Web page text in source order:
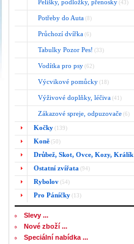
Pelíšky, podložky, přenosky (43)
Potřeby do Auta (8)
Průchozí dvířka (6)
Tabulky Pozor Pes! (33)
Vodítka pro psy (62)
Výcvikové pomůcky (18)
Výživové doplňky, léčiva (41)
Zákazové spreje, odpuzovače (6)
Kočky (139)
Koně (50)
Drůbež, Skot, Ovce, Kozy, Králík
Ostatní zvířata (94)
Rybolov (54)
Pro Páníčky (13)
Slevy ...
Nové zboží ...
Speciální nabídka ...